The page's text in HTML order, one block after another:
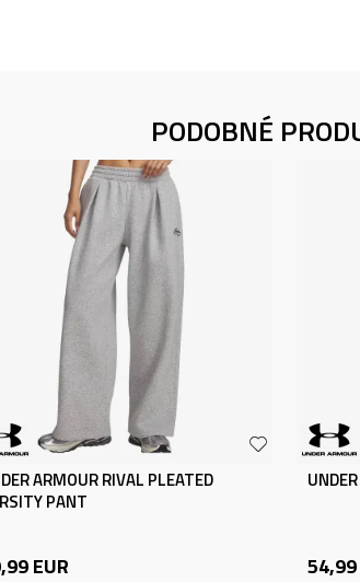
PODOBNÉ
ARMOUR RIVAL PLEATED
PANT
EUR 54,99